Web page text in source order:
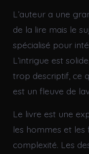
L’auteur a une
de la lire mais le
spécialisé pour
L’intrigue est
trop descriptif, ce
est un fleuve de
Le livre est une
les hommes et les
complexité. Les